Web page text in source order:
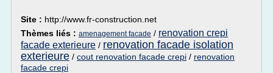
Site : http://www.fr-construction.net
Thèmes liés : amenagement facade / renovation crepi
facade exterieure / renovation facade isolation
exterieure / cout renovation facade crepi / renovation
facade crepi